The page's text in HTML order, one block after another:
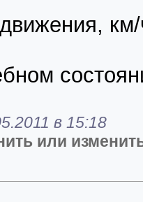
в 15:18
или